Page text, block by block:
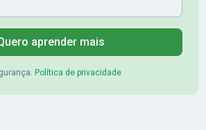
aprender mais
Política de privacidade